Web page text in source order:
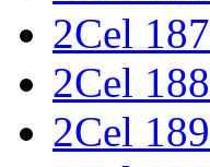
2Cel 187
2Cel 188
2Cel 189